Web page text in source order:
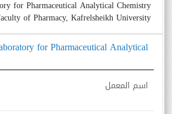
for Pharmaceutical Analytical
اسم المعمل
for Pharmaceutical Analytical Chemistry
of Pharmacy, Kafrelsheikh University